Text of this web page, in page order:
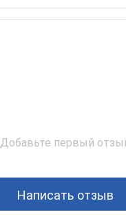
Добавьте первый
Написать отзыв